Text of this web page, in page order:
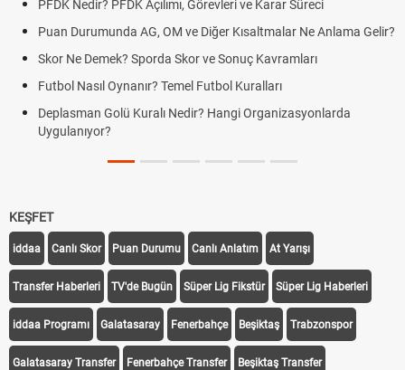
PFDK Nedir? PFDK Açılımı, Görevleri ve Karar Süreci
Puan Durumunda AG, OM ve Diğer Kısaltmalar Ne Anlama Gelir?
Skor Ne Demek? Sporda Skor ve Sonuç Kavramları
Futbol Nasıl Oynanır? Temel Futbol Kuralları
Deplasman Golü Kuralı Nedir? Hangi Organizasyonlarda
Uygulanıyor?
KEŞFET
iddaa Canlı Skor Puan Durumu Canlı Anlatım At Yarışı
Transfer Haberleri TV'de Bugün Süper Lig Fikstür Süper Lig Haberleri
iddaa Programı Galatasaray Fenerbahçe Beşiktaş Trabzonspor
Galatasaray Transfer Fenerbahçe Transfer Beşiktaş Transfer